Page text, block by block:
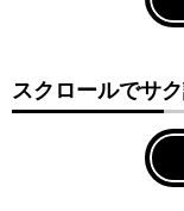
スクロールでサ